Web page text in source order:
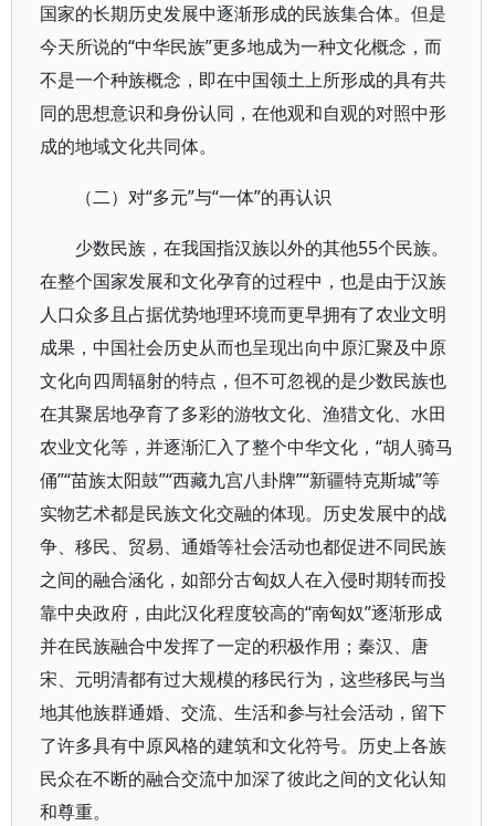
国家的长期历史发展中逐渐形成的民族集合体。但是
今天所说的“中华民族”更多地成为一种文化概念，而
不是一个种族概念，即在中国领土上所形成的具有共
同的思想意识和身份认同，在他观和自观的对照中形
成的地域文化共同体。
（二）对“多元”与“一体”的再认识
少数民族，在我国指汉族以外的其他55个民族。
在整个国家发展和文化孕育的过程中，也是由于汉族
人口众多且占据优势地理环境而更早拥有了农业文明
成果，中国社会历史从而也呈现出向中原汇聚及中原
文化向四周辐射的特点，但不可忽视的是少数民族也
在其聚居地孕育了多彩的游牧文化、渔猎文化、水田
农业文化等，并逐渐汇入了整个中华文化，“胡人骑马
俑”“苗族太阳鼓”“西藏九宫八卦牌”“新疆特克斯城”等
实物艺术都是民族文化交融的体现。历史发展中的战
争、移民、贸易、通婚等社会活动也都促进不同民族
之间的融合涵化，如部分古匈奴人在入侵时期转而投
靠中央政府，由此汉化程度较高的“南匈奴”逐渐形成
并在民族融合中发挥了一定的积极作用；秦汉、唐
宋、元明清都有过大规模的移民行为，这些移民与当
地其他族群通婚、交流、生活和参与社会活动，留下
了许多具有中原风格的建筑和文化符号。历史上各族
民众在不断的融合交流中加深了彼此之间的文化认知
和尊重。